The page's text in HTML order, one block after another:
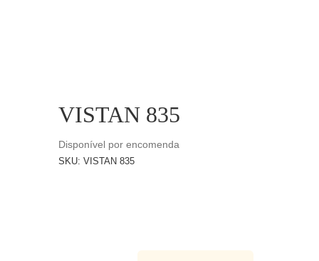
VISTAN 835
Disponível por encomenda
SKU:VISTAN 835